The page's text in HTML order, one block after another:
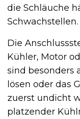
die Schläuche
Schwachstellen.
Die
Kühler, Motor
sind besonders
lösen oder das
zuerst undicht
platzender